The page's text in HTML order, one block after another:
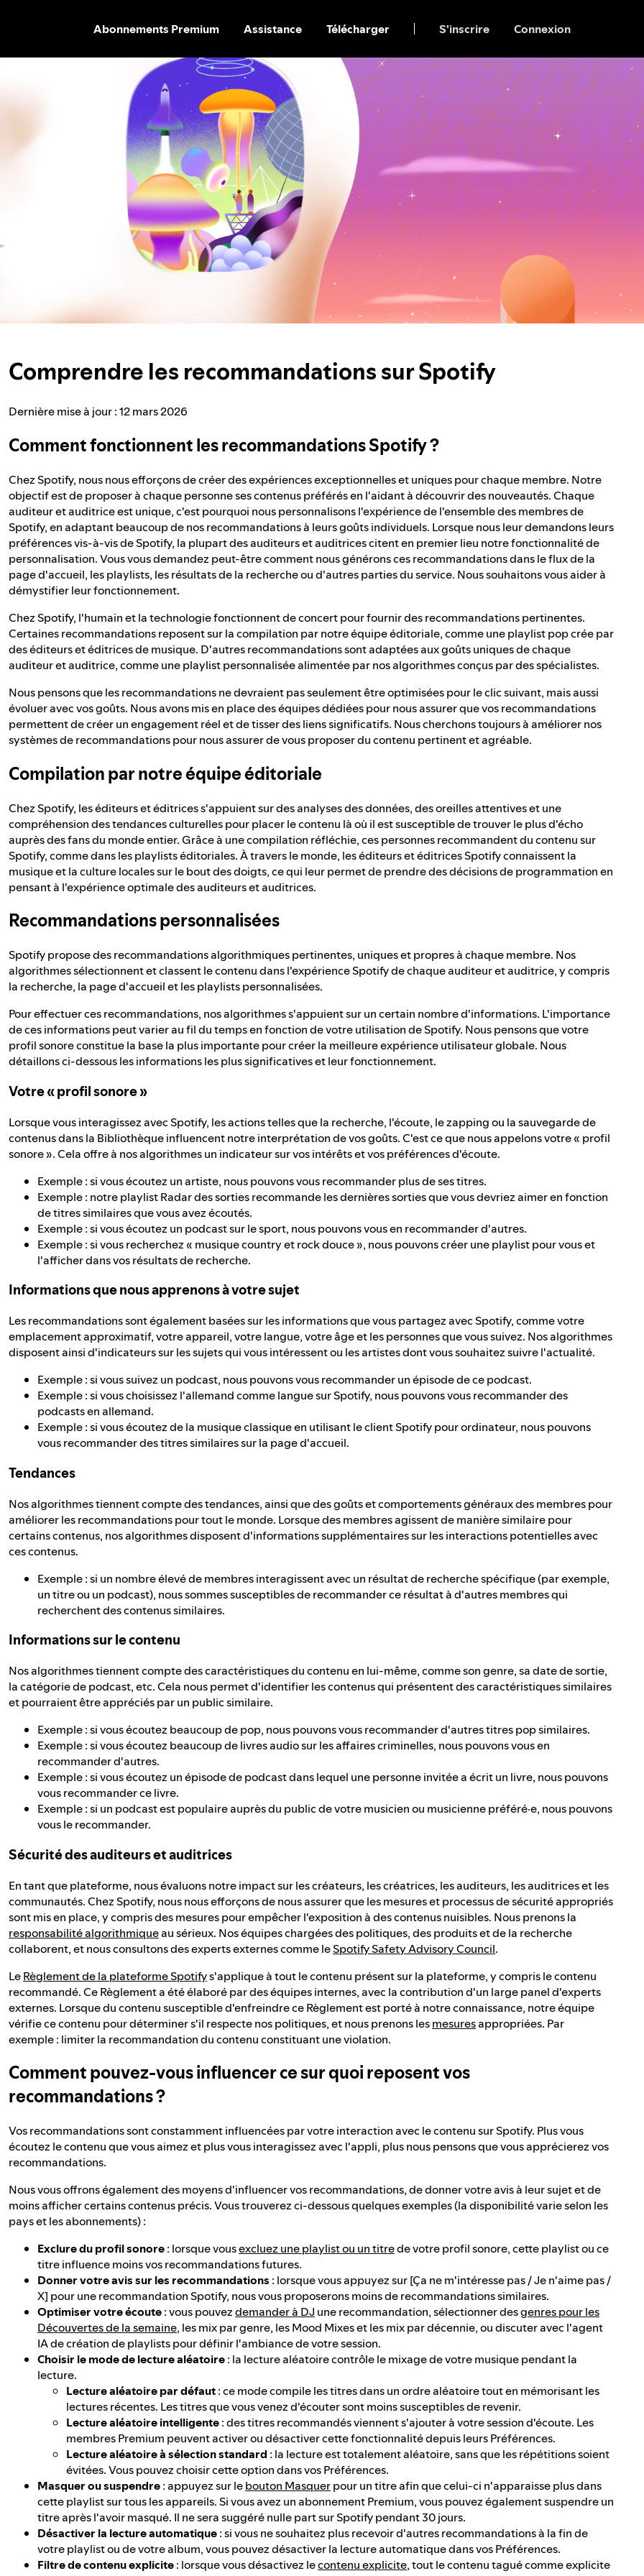
Abonnements Premium Assistance Télécharger S'inscrire Connexion
Comprendre les recommandations sur Spotify
Dernière mise à jour : 12 mars 2026
Comment fonctionnent les recommandations Spotify ?
Chez Spotify, nous nous efforçons de créer des expériences exceptionnelles et uniques pour chaque membre. Notre
objectif est de proposer à chaque personne ses contenus préférés en l'aidant à découvrir des nouveautés. Chaque
auditeur et auditrice est unique, c'est pourquoi nous personnalisons l'expérience de l'ensemble des membres de
Spotify, en adaptant beaucoup de nos recommandations à leurs goûts individuels. Lorsque nous leur demandons leurs
préférences vis-à-vis de Spotify, la plupart des auditeurs et auditrices citent en premier lieu notre fonctionnalité de
personnalisation. Vous vous demandez peut-être comment nous générons ces recommandations dans le flux de la
page d'accueil, les playlists, les résultats de la recherche ou d'autres parties du service. Nous souhaitons vous aider à
démystifier leur fonctionnement.
Chez Spotify, l'humain et la technologie fonctionnent de concert pour fournir des recommandations pertinentes.
Certaines recommandations reposent sur la compilation par notre équipe éditoriale, comme une playlist pop crée par
des éditeurs et éditrices de musique. D'autres recommandations sont adaptées aux goûts uniques de chaque
auditeur et auditrice, comme une playlist personnalisée alimentée par nos algorithmes conçus par des spécialistes.
Nous pensons que les recommandations ne devraient pas seulement être optimisées pour le clic suivant, mais aussi
évoluer avec vos goûts. Nous avons mis en place des équipes dédiées pour nous assurer que vos recommandations
permettent de créer un engagement réel et de tisser des liens significatifs. Nous cherchons toujours à améliorer nos
systèmes de recommandations pour nous assurer de vous proposer du contenu pertinent et agréable.
Compilation par notre équipe éditoriale
Chez Spotify, les éditeurs et éditrices s'appuient sur des analyses des données, des oreilles attentives et une
compréhension des tendances culturelles pour placer le contenu là où il est susceptible de trouver le plus d'écho
auprès des fans du monde entier. Grâce à une compilation réfléchie, ces personnes recommandent du contenu sur
Spotify, comme dans les playlists éditoriales. À travers le monde, les éditeurs et éditrices Spotify connaissent la
musique et la culture locales sur le bout des doigts, ce qui leur permet de prendre des décisions de programmation en
pensant à l'expérience optimale des auditeurs et auditrices.
Recommandations personnalisées
Spotify propose des recommandations algorithmiques pertinentes, uniques et propres à chaque membre. Nos
algorithmes sélectionnent et classent le contenu dans l'expérience Spotify de chaque auditeur et auditrice, y compris
la recherche, la page d'accueil et les playlists personnalisées.
Pour effectuer ces recommandations, nos algorithmes s'appuient sur un certain nombre d'informations. L'importance
de ces informations peut varier au fil du temps en fonction de votre utilisation de Spotify. Nous pensons que votre
profil sonore constitue la base la plus importante pour créer la meilleure expérience utilisateur globale. Nous
détaillons ci-dessous les informations les plus significatives et leur fonctionnement.
Votre « profil sonore »
Lorsque vous interagissez avec Spotify, les actions telles que la recherche, l'écoute, le zapping ou la sauvegarde de
contenus dans la Bibliothèque influencent notre interprétation de vos goûts. C'est ce que nous appelons votre « profil
sonore ». Cela offre à nos algorithmes un indicateur sur vos intérêts et vos préférences d'écoute.
Exemple : si vous écoutez un artiste, nous pouvons vous recommander plus de ses titres.
Exemple : notre playlist Radar des sorties recommande les dernières sorties que vous devriez aimer en fonction
de titres similaires que vous avez écoutés.
Exemple : si vous écoutez un podcast sur le sport, nous pouvons vous en recommander d'autres.
Exemple : si vous recherchez « musique country et rock douce », nous pouvons créer une playlist pour vous et
l'afficher dans vos résultats de recherche.
Informations que nous apprenons à votre sujet
Les recommandations sont également basées sur les informations que vous partagez avec Spotify, comme votre
emplacement approximatif, votre appareil, votre langue, votre âge et les personnes que vous suivez. Nos algorithmes
disposent ainsi d'indicateurs sur les sujets qui vous intéressent ou les artistes dont vous souhaitez suivre l'actualité.
Exemple : si vous suivez un podcast, nous pouvons vous recommander un épisode de ce podcast.
Exemple : si vous choisissez l'allemand comme langue sur Spotify, nous pouvons vous recommander des
podcasts en allemand.
Exemple : si vous écoutez de la musique classique en utilisant le client Spotify pour ordinateur, nous pouvons
vous recommander des titres similaires sur la page d'accueil.
Tendances
Nos algorithmes tiennent compte des tendances, ainsi que des goûts et comportements généraux des membres pour
améliorer les recommandations pour tout le monde. Lorsque des membres agissent de manière similaire pour
certains contenus, nos algorithmes disposent d'informations supplémentaires sur les interactions potentielles avec
ces contenus.
Exemple : si un nombre élevé de membres interagissent avec un résultat de recherche spécifique (par exemple,
un titre ou un podcast), nous sommes susceptibles de recommander ce résultat à d'autres membres qui
recherchent des contenus similaires.
Informations sur le contenu
Nos algorithmes tiennent compte des caractéristiques du contenu en lui-même, comme son genre, sa date de sortie,
la catégorie de podcast, etc. Cela nous permet d'identifier les contenus qui présentent des caractéristiques similaires
et pourraient être appréciés par un public similaire.
Exemple : si vous écoutez beaucoup de pop, nous pouvons vous recommander d'autres titres pop similaires.
Exemple : si vous écoutez beaucoup de livres audio sur les affaires criminelles, nous pouvons vous en
recommander d'autres.
Exemple : si vous écoutez un épisode de podcast dans lequel une personne invitée a écrit un livre, nous pouvons
vous recommander ce livre.
Exemple : si un podcast est populaire auprès du public de votre musicien ou musicienne préféré·e, nous pouvons
vous le recommander.
Sécurité des auditeurs et auditrices
En tant que plateforme, nous évaluons notre impact sur les créateurs, les créatrices, les auditeurs, les auditrices et les
communautés. Chez Spotify, nous nous efforçons de nous assurer que les mesures et processus de sécurité appropriés
sont mis en place, y compris des mesures pour empêcher l'exposition à des contenus nuisibles. Nous prenons la
responsabilité algorithmiqueau sérieux. Nos équipes chargées des politiques, des produits et de la recherche
collaborent, et nous consultons des experts externes comme leSpotify Safety Advisory Council.
LeRèglement de la plateforme Spotifys'applique à tout le contenu présent sur la plateforme, y compris le contenu
recommandé. Ce Règlement a été élaboré par des équipes internes, avec la contribution d'un large panel d'experts
externes. Lorsque du contenu susceptible d'enfreindre ce Règlement est porté à notre connaissance, notre équipe
vérifie ce contenu pour déterminer s'il respecte nos politiques, et nous prenons lesmesuresappropriées. Par
exemple : limiter la recommandation du contenu constituant une violation.
Comment pouvez-vous influencer ce sur quoi reposent vos
recommandations ?
Vos recommandations sont constamment influencées par votre interaction avec le contenu sur Spotify. Plus vous
écoutez le contenu que vous aimez et plus vous interagissez avec l'appli, plus nous pensons que vous apprécierez vos
recommandations.
Nous vous offrons également des moyens d'influencer vos recommandations, de donner votre avis à leur sujet et de
moins afficher certains contenus précis. Vous trouverez ci-dessous quelques exemples (la disponibilité varie selon les
pays et les abonnements) :
Exclure du profil sonore: lorsque vousexcluez une playlist ou un titrede votre profil sonore, cette playlist ou ce
titre influence moins vos recommandations futures.
Donner votre avis sur les recommandations : lorsque vous appuyez sur [Ça ne m'intéresse pas / Je n'aime pas /
X] pour une recommandation Spotify, nous vous proposerons moins de recommandations similaires.
Optimiser votre écoute: vous pouvezdemander à DJ une recommandation, sélectionner desgenres pour les
Découvertes de la semaine, les mix par genre, les Mood Mixes et les mix par décennie, ou discuter avec l'agent
IA de création de playlists pour définir l'ambiance de votre session.
Choisir le mode de lecture aléatoire: la lecture aléatoire contrôle le mixage de votre musique pendant la
lecture.
Lecture aléatoire par défaut: ce mode compile les titres dans un ordre aléatoire tout en mémorisant les
lectures récentes. Les titres que vous venez d'écouter sont moins susceptibles de revenir.
Lecture aléatoire intelligente: des titres recommandés viennent s'ajouter à votre session d'écoute. Les
membres Premium peuvent activer ou désactiver cette fonctionnalité depuis leurs Préférences.
Lecture aléatoire à sélection standard : la lecture est totalement aléatoire, sans que les répétitions soient
évitées. Vous pouvez choisir cette option dans vos Préférences.
Masquer ou suspendre: appuyez sur lebouton Masquerpour un titre afin que celui-ci n'apparaisse plus dans
cette playlist sur tous les appareils. Si vous avez un abonnement Premium, vous pouvez également suspendre un
titre après l'avoir masqué. Il ne sera suggéré nulle part sur Spotify pendant 30 jours.
Désactiver la lecture automatique: si vous ne souhaitez plus recevoir d'autres recommandations à la fin de
votre playlist ou de votre album, vous pouvez désactiver la lecture automatique dans vos Préférences.
Filtre de contenu explicite: lorsque vous désactivez lecontenu explicite, tout le contenu tagué comme explicite